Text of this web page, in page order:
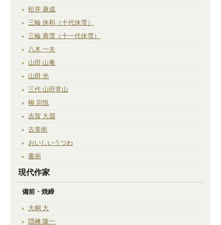
松井 康成
三輪 休和（十代休雪）
三輪 壽雪（十一代休雪）
八木 一夫
山田 山庵
山田 光
三代 山田常山
柳 宗悦
吉賀 大眉
古美術
おいしいうつわ
書画
現代作家
備前・焼締
大桐 大
隠﨑 隆一